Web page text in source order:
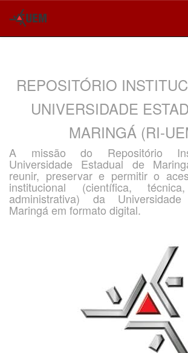
REPOSITÓRIO
UNIVERSIDADE
MARINGÁ (RI-
A missão do Repositório
Universidade Estadual de
reunir, preservar e permitir o
institucional (científica,
administrativa) da
Maringá em formato digital.